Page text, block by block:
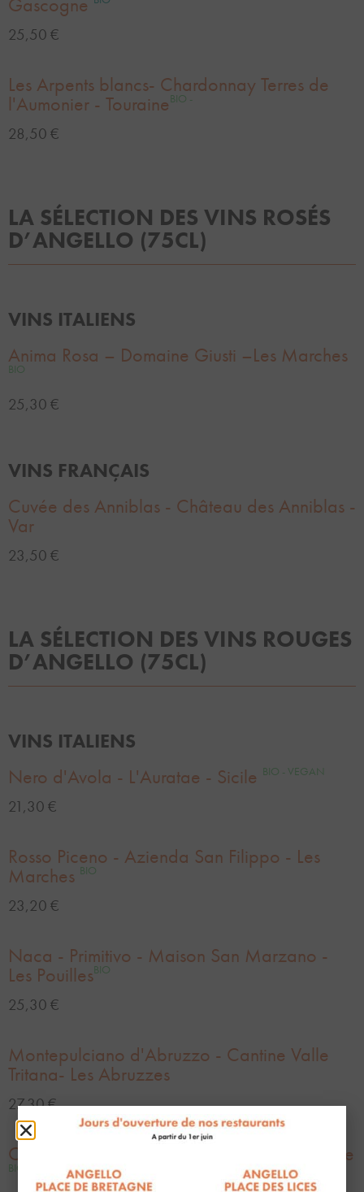
25,50 €
Les Arpents blancs- Chardonnay Terres de
l'Aumonier - TouraineBIO -
28,50 €
LA SÉLECTION DES VINS ROSÉS
D’ANGELLO (75CL)
VINS ITALIENS
Anima Rosa – Domaine Giusti –Les Marches
BIO
25,30 €
VINS FRANÇAIS
Cuvée des Anniblas - Château des Anniblas -
Var
23,50 €
LA SÉLECTION DES VINS ROUGES
D’ANGELLO (75CL)
VINS ITALIENS
Nero d'Avola - L'Auratae - Sicile BIO - VEGAN
21,30 €
Rosso Piceno - Azienda San Filippo - Les
Marches BIO
23,20 €
Naca - Primitivo - Maison San Marzano -
Les PouillesBIO
25,30 €
Montepulciano d'Abruzzo - Cantine Valle
Tritana- Les Abruzzes
27,30 €
Chianti - Domaine Luggiano VINCI - Toscane
BIO